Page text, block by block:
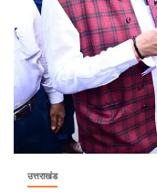
उत्तराखंड